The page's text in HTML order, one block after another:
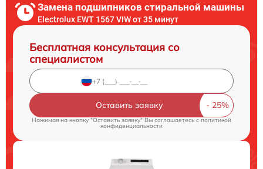
Замена подшипников стиральной машины
Electrolux EWT 1567 VIW от 35 минут
Бесплатная консультация со
специалистом
Оставить заявку
Нажимая на кнопку "Оставить заявку" Вы соглашаетесь c политикой
конфиденциальности